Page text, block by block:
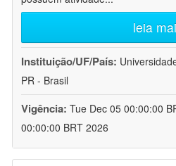
leia
Instituição/UF/País:
PR - Brasil
Vigência: Tue Dec 05 00:00:00
00:00:00 BRT 2026